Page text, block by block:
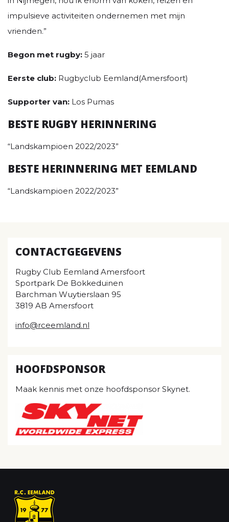
impulsieve activiteiten ondernemen met mijn
vrienden.”
Begon met rugby: 5 jaar
Eerste club: Rugbyclub Eemland(Amersfoort)
Supporter van: Los Pumas
BESTE RUGBY HERINNERING
“Landskampioen 2022/2023”
BESTE HERINNERING MET EEMLAND
“Landskampioen 2022/2023”
CONTACTGEGEVENS
Rugby Club Eemland Amersfoort
Sportpark De Bokkeduinen
Barchman Wuytierslaan 95
3819 AB Amersfoort
info@rceemland.nl
HOOFDSPONSOR
Maak kennis met onze hoofdsponsor Skynet.